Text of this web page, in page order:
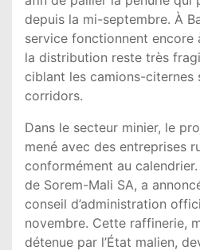
depuis la mi-septembre. À
service fonctionnent encore
la distribution reste très
ciblant les camions-citernes
corridors.
Dans le secteur minier, le
mené avec des entreprises
conformément au
de Sorem-Mali SA, a
conseil d’administration
novembre. Cette raffinerie,
détenue par l’État malien,